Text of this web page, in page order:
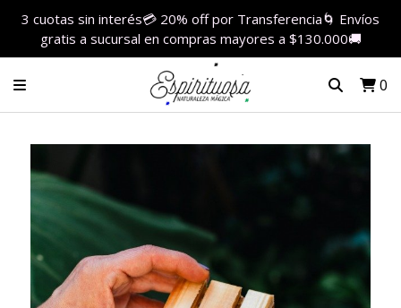
3 cuotas sin interés💳 20% off por Transferencia🌀 Envíos
gratis a sucursal en compras mayores a $130.000🚚
0